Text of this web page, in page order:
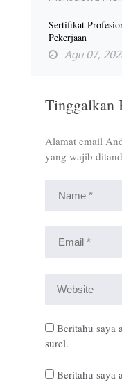
Sertifikat
Pekerjaan
Agu 07,
Tinggalkan
Alamat email
yang wajib
Beritahu saya
surel.
Beritahu saya